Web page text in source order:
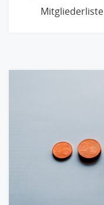
Mitgliederliste